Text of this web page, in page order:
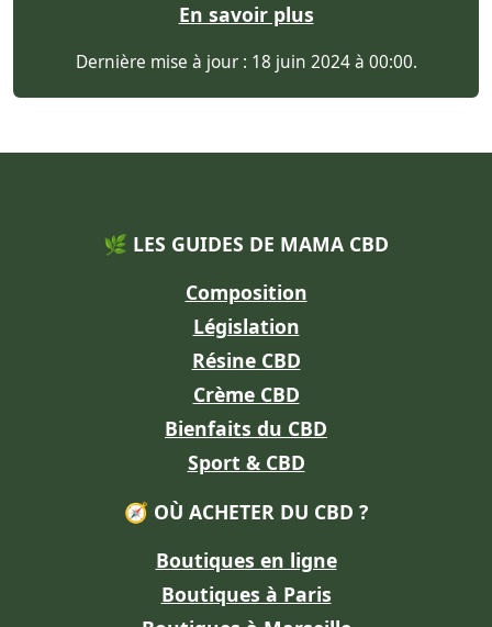
En savoir plus
Dernière mise à jour : 18 juin 2024 à 00:00.
🌿 LES GUIDES DE MAMA CBD
Composition
Législation
Résine CBD
Crème CBD
Bienfaits du CBD
Sport & CBD
🧭 OÙ ACHETER DU CBD ?
Boutiques en ligne
Boutiques à Paris